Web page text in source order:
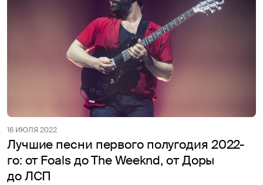
16 ИЮЛЯ 2022
Лучшие песни первого полугодия 2022-
го: от Foals до The Weeknd, от Доры
до ЛСП